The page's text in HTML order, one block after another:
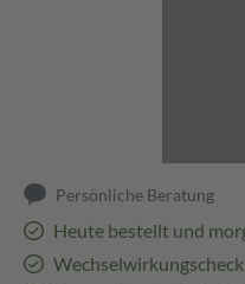
Persönliche Beratung
Heute bestellt und